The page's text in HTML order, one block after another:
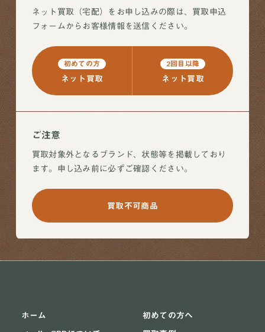
ネット買取（宅配）をお申し込みの際は、買取申込
フォームからお客様情報を送信ください。
初めての方
ネット買取
2回目以降
ネット買取
ご注意
買取対象外となるブランド、状態等を掲載しており
ます。申し込み前に必ずご確認ください。
買取不可商品
ホーム
初めての方へ